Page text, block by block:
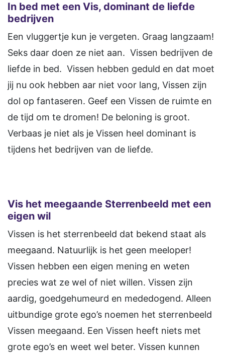
In bed met een Vis, dominant de liefde
bedrijven
Een vluggertje kun je vergeten. Graag langzaam!
Seks daar doen ze niet aan. Vissen bedrijven de
liefde in bed. Vissen hebben geduld en dat moet
jij nu ook hebben aar niet voor lang, Vissen zijn
dol op fantaseren. Geef een Vissen de ruimte en
de tijd om te dromen! De beloning is groot.
Verbaas je niet als je Vissen heel dominant is
tijdens het bedrijven van de liefde.
Vis het meegaande Sterrenbeeld met een
eigen wil
Vissen is het sterrenbeeld dat bekend staat als
meegaand. Natuurlijk is het geen meeloper!
Vissen hebben een eigen mening en weten
precies wat ze wel of niet willen. Vissen zijn
aardig, goedgehumeurd en mededogend. Alleen
uitbundige grote ego’s noemen het sterrenbeeld
Vissen meegaand. Een Vissen heeft niets met
grote ego’s en weet wel beter. Vissen kunnen